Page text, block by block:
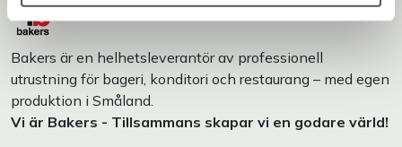
Bakers är en helhetsleverantör av professionell
utrustning för bageri, konditori och restaurang – med egen
produktion i Småland.
Vi är Bakers - Tillsammans skapar vi en godare värld!